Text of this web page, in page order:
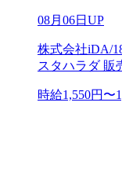
08月06日UP
株式会社iDA/
スタハラダ 販
時給1,550円〜